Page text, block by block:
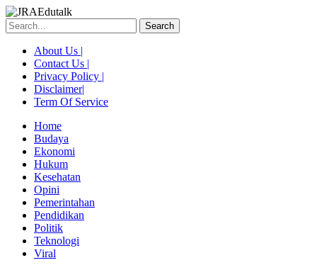
Skip
to
content
Search
About Us |
Contact Us |
Privacy Policy |
Disclaimer|
Term Of Service
Home
Budaya
Ekonomi
Hukum
Kesehatan
Opini
Pemerintahan
Pendidikan
Politik
Teknologi
Viral